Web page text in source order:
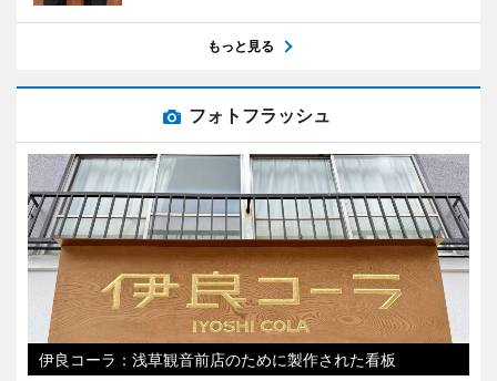
もっと見る
フォトフラッシュ
伊良コーラ：浅草観音前店のために製作された看板